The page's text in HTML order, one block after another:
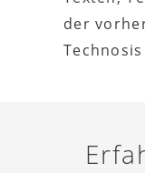
der
Technosis